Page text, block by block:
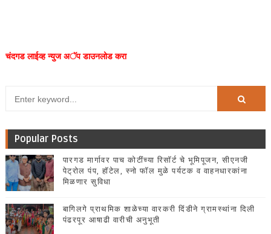
चंदगड लाईव्ह न्युज अॅप डाउनलोड करा
Popular Posts
पारगड मार्गावर पाच कोटींच्या रिसॉर्ट चे भूमिपूजन, सीएनजी
पेट्रोल पंप, हॉटेल, स्नो फॉल मुळे पर्यटक व वाहनधारकांना
मिळणार सुविधा
बागिलगे प्राथमिक शाळेच्या वारकरी दिंडीने ग्रामस्थांना दिली
पंढरपूर आषाढी वारीची अनुभूती